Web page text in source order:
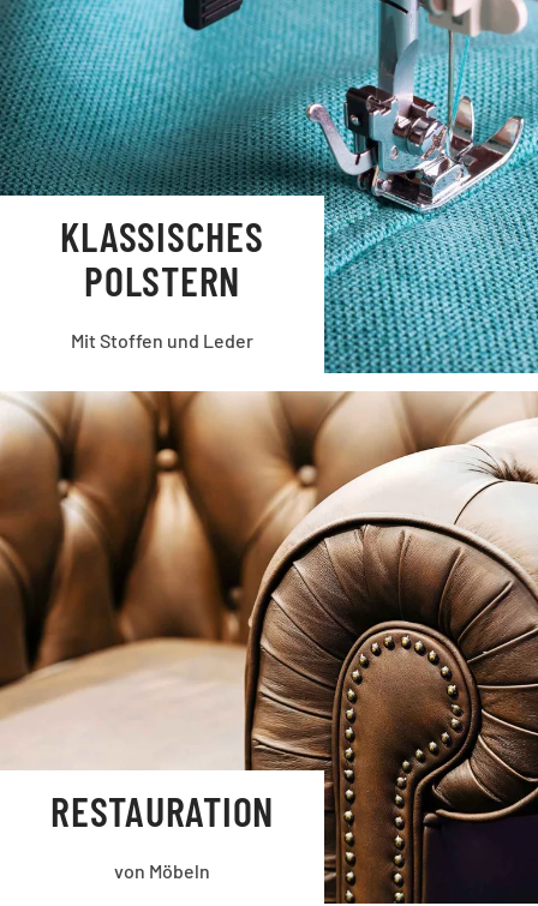
KLASSISCHES
POLSTERN
Mit Stoffen und Leder
RESTAURATION
von Möbeln